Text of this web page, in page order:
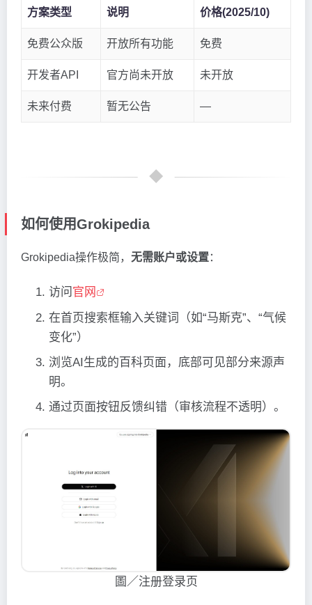
方案类型 说明 价格(2025/10)
免费公众版 开放所有功能 免费
开发者API 官方尚未开放 未开放
未来付费 暂无公告 —
如何使用Grokipedia
Grokipedia操作极简， 无需账户或设置：
访问 官网
在首页搜索框输入关键词（如“马斯克”、“气候
变化”）
浏览AI生成的百科页面，底部可见部分来源声
明。
通过页面按钮反馈纠错（审核流程不透明）。
圖／注册登录页